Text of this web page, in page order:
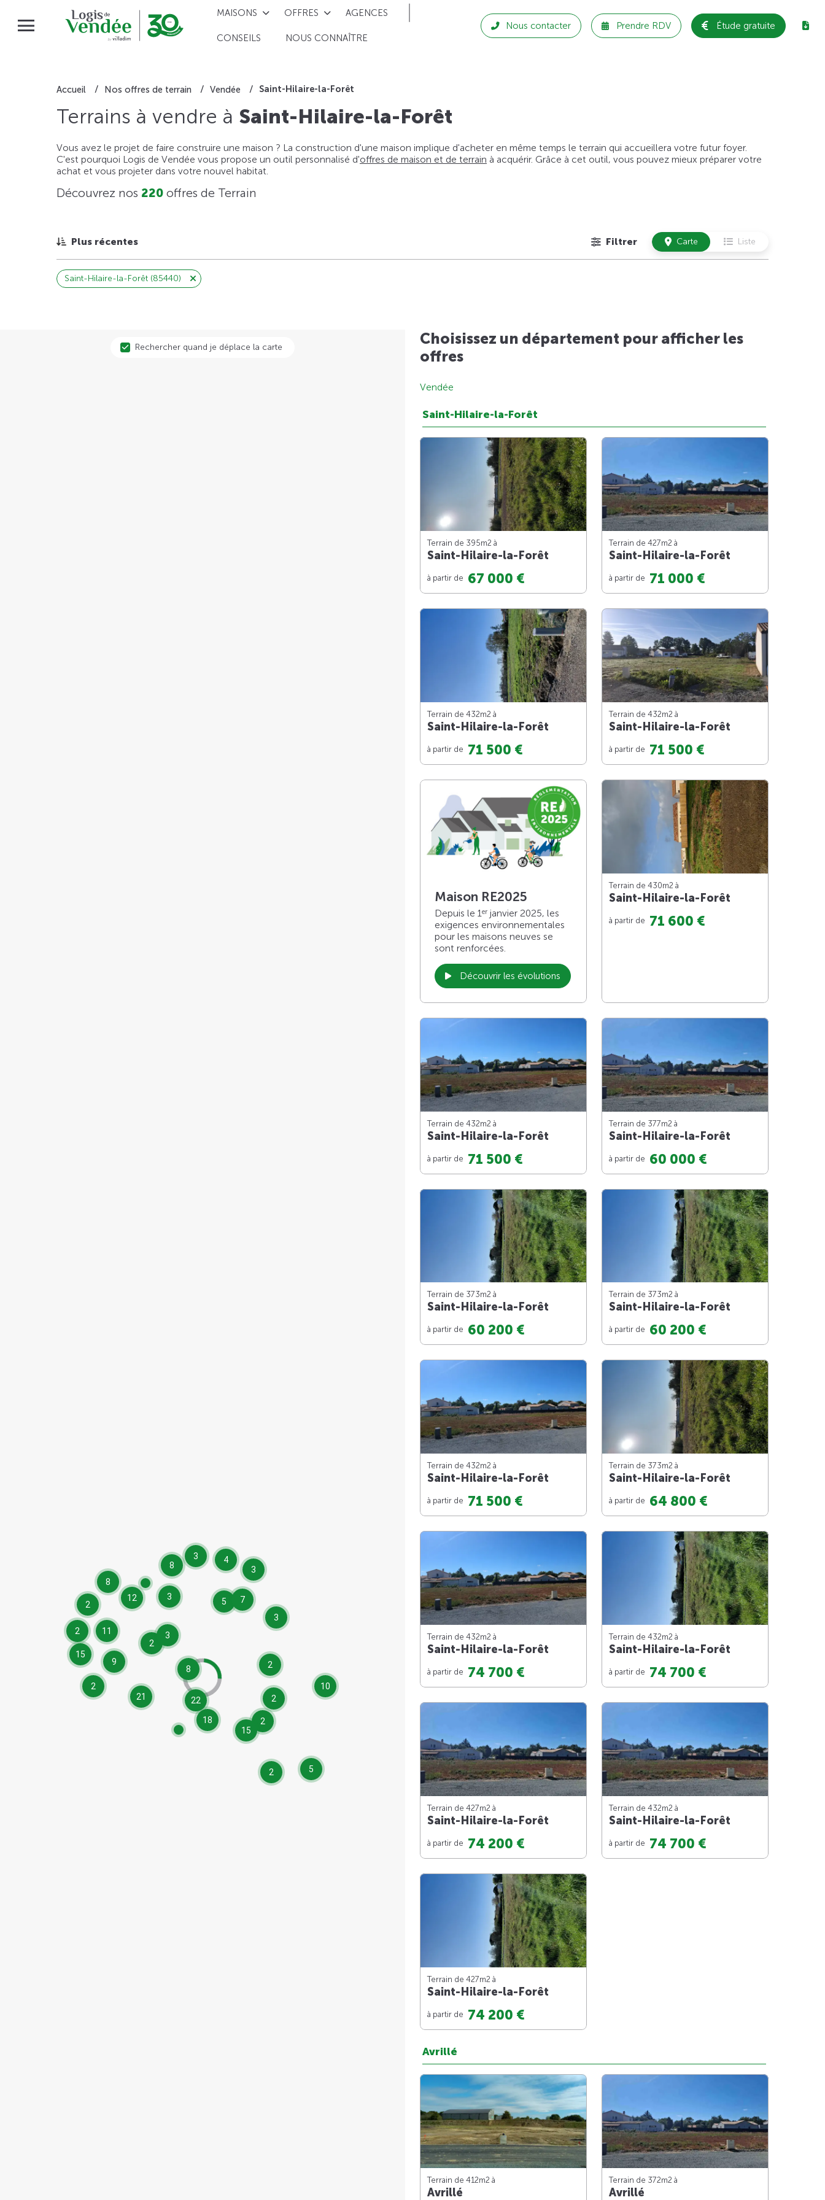
MAISONS OFFRES AGENCES
CONSEILS NOUS CONNAÎTRE
Nous contacter Prendre RDV Étude gratuite
Accueil Nos offres de terrain Vendée Saint-Hilaire-la-Forêt
Terrains à vendre à Saint-Hilaire-la-Forêt
Vous avez le projet de faire construire une maison ? La construction d'une maison implique d'acheter en même temps le terrain qui accueillera votre futur foyer.
C'est pourquoi Logis de Vendée vous propose un outil personnalisé d'offres de maison et de terrain à acquérir. Grâce à cet outil, vous pouvez mieux préparer votre
achat et vous projeter dans votre nouvel habitat.
Découvrez nos 220 offres de Terrain
Plus récentes Filtrer Carte Liste
Saint-Hilaire-la-Forêt (85440)
8
12
15
8
3
5
9
11
10
15
2
22
21
5
18
8
7
2
4
2
2
3
3
2
2
3
2
2 3
Rechercher quand je déplace la carte
Choisissez un département pour afficher les
offres
Vendée
Saint-Hilaire-la-Forêt
Terrain de 395m2 à
Saint-Hilaire-la-Forêt
à partir de 67 000 €
Terrain de 427m2 à
Saint-Hilaire-la-Forêt
à partir de 71 000 €
Terrain de 432m2 à
Saint-Hilaire-la-Forêt
à partir de 71 500 €
Terrain de 432m2 à
Saint-Hilaire-la-Forêt
à partir de 71 500 €
Maison RE2025
Depuis le 1 er janvier 2025, les
exigences environnementales
pour les maisons neuves se
sont renforcées.
Découvrir les évolutions
Terrain de 430m2 à
Saint-Hilaire-la-Forêt
à partir de 71 600 €
Terrain de 432m2 à
Saint-Hilaire-la-Forêt
à partir de 71 500 €
Terrain de 377m2 à
Saint-Hilaire-la-Forêt
à partir de 60 000 €
Terrain de 373m2 à
Saint-Hilaire-la-Forêt
à partir de 60 200 €
Terrain de 373m2 à
Saint-Hilaire-la-Forêt
à partir de 60 200 €
Terrain de 432m2 à
Saint-Hilaire-la-Forêt
à partir de 71 500 €
Terrain de 373m2 à
Saint-Hilaire-la-Forêt
à partir de 64 800 €
Terrain de 432m2 à
Saint-Hilaire-la-Forêt
à partir de 74 700 €
Terrain de 432m2 à
Saint-Hilaire-la-Forêt
à partir de 74 700 €
Terrain de 427m2 à
Saint-Hilaire-la-Forêt
à partir de 74 200 €
Terrain de 432m2 à
Saint-Hilaire-la-Forêt
à partir de 74 700 €
Terrain de 427m2 à
Saint-Hilaire-la-Forêt
à partir de 74 200 €
Avrillé
Terrain de 412m2 à
Avrillé
Terrain de 372m2 à
Avrillé